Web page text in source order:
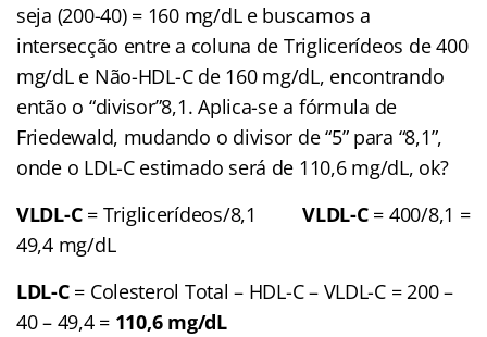
seja (200-40) = 160 mg/dL e buscamos a
intersecção entre a coluna de Triglicerídeos de 400
mg/dL e Não-HDL-C de 160 mg/dL, encontrando
então o “divisor”8,1. Aplica-se a fórmula de
Friedewald, mudando o divisor de “5” para “8,1”,
onde o LDL-C estimado será de 110,6 mg/dL, ok?
VLDL-C= Triglicerídeos/8,1VLDL-C= 400/8,1 =
49,4 mg/dL
LDL-C= Colesterol Total – HDL-C – VLDL-C = 200 –
40 – 49,4 = 110,6 mg/dL